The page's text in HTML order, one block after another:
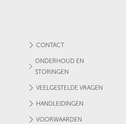
CONTACT
ONDERHOUD EN
STORINGEN
VEELGESTELDE VRAGEN
HANDLEIDINGEN
VOORWAARDEN